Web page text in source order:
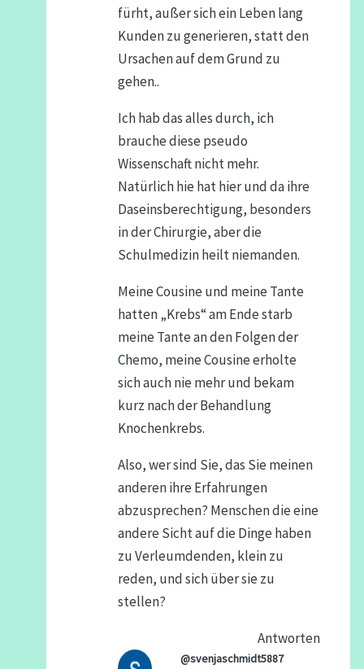
fürht, außer sich ein Leben lang
Kunden zu generieren, statt den
Ursachen auf dem Grund zu
gehen..
Ich hab das alles durch, ich
brauche diese pseudo
Wissenschaft nicht mehr.
Natürlich hie hat hier und da ihre
Daseinsberechtigung, besonders
in der Chirurgie, aber die
Schulmedizin heilt niemanden.
Meine Cousine und meine Tante
hatten „Krebs“ am Ende starb
meine Tante an den Folgen der
Chemo, meine Cousine erholte
sich auch nie mehr und bekam
kurz nach der Behandlung
Knochenkrebs.
Also, wer sind Sie, das Sie meinen
anderen ihre Erfahrungen
abzusprechen? Menschen die eine
andere Sicht auf die Dinge haben
zu Verleumdenden, klein zu
reden, und sich über sie zu
stellen?
Antworten
@svenjaschmidt5887